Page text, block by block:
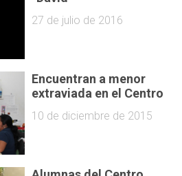
27 de julio de 2016
Encuentran a menor
extraviada en el Centro
10 de diciembre de 2015